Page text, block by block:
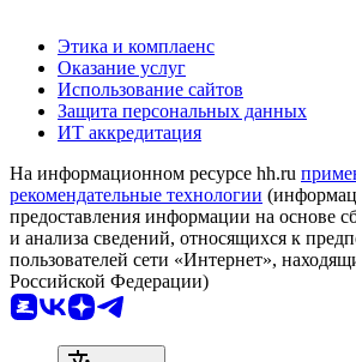
Этика и комплаенс
Оказание услуг
Использование сайтов
Защита персональных данных
ИТ аккредитация
На информационном ресурсе hh.ru
рекомендательные технологии
предоставления информации на основе
и анализа сведений, относящихся к
пользователей сети «Интернет»,
Российской Федерации)